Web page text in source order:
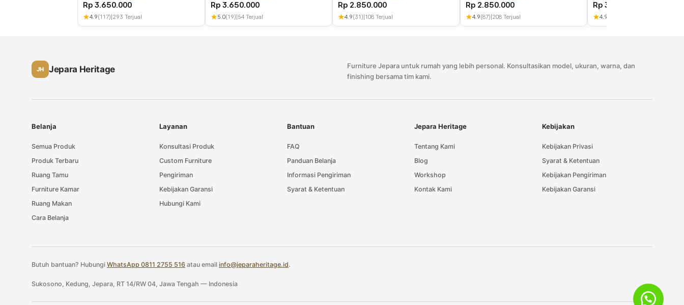
Rp 3.650.000
★4.9(117) 293 Terjual
Rp3.650.000
★5.0(19) 54 Terjual
Rp 2.850.000
★4.9(31) 108 Terjual
Rp2.850.000
★4.9(87) 208 Terjual
Rp 3.250.000
★4.9
JH Jepara Heritage
Furniture Jepara untuk rumah yang lebih personal. Konsultasikan model, ukuran, warna, dan
finishing bersama tim kami.
Belanja
Semua Produk
Produk Terbaru
Ruang Tamu
Furniture Kamar
Ruang Makan
Cara Belanja
Layanan
Konsultasi Produk
Custom Furniture
Pengiriman
Kebijakan Garansi
Hubungi Kami
Bantuan
FAQ
Panduan Belanja
Informasi Pengiriman
Syarat & Ketentuan
Jepara Heritage
Tentang Kami
Blog
Workshop
Kontak Kami
Kebijakan
Kebijakan Privasi
Syarat & Ketentuan
Kebijakan Pengiriman
Kebijakan Garansi
Butuh bantuan? Hubungi WhatsApp 0811 2755 516 atau email info@jeparaheritage.id.
Sukosono, Kedung, Jepara, RT 14/RW 04, Jawa Tengah — Indonesia